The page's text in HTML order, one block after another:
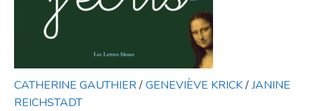
CATHERINE GAUTHIER/GENEVIÈVE KRICK/JANINE
REICHSTADT